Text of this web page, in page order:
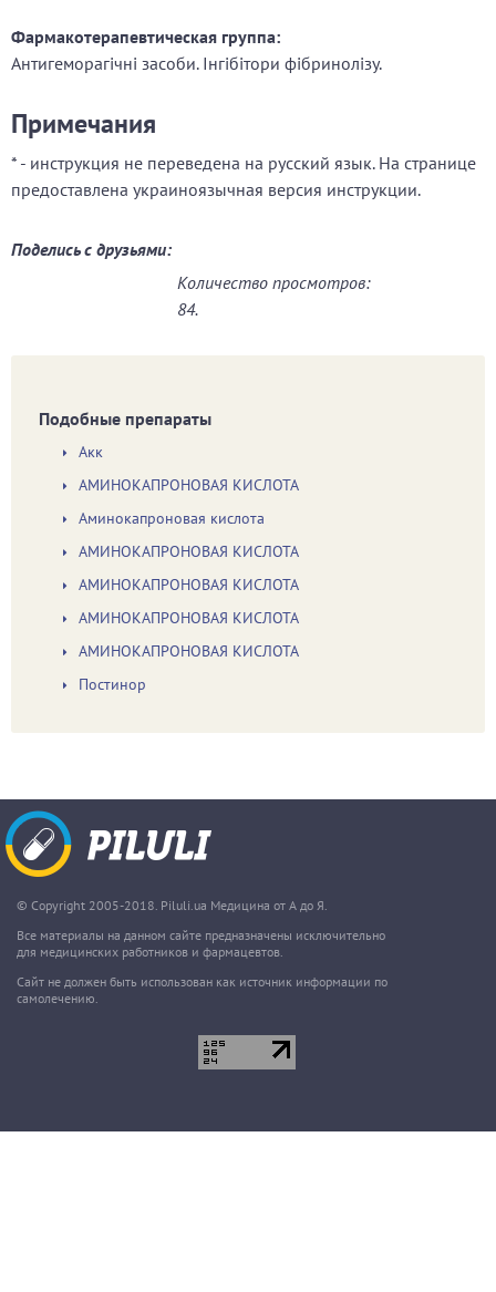
Фармакотерапевтическая группа:
Антигеморагічні засоби. Інгібітори фібринолізу.
Примечания
* - инструкция не переведена на русский язык. На странице
предоставлена украиноязычная версия инструкции.
Поделись с друзьями:
Количество просмотров:
84.
Подобные препараты
Акк
АМИНОКАПРОНОВАЯ КИСЛОТА
Аминокапроновая кислота
АМИНОКАПРОНОВАЯ КИСЛОТА
АМИНОКАПРОНОВАЯ КИСЛОТА
АМИНОКАПРОНОВАЯ КИСЛОТА
АМИНОКАПРОНОВАЯ КИСЛОТА
Постинор
© Copyright 2005-2018. Piluli.ua Медицина от А до Я.
Все материалы на данном сайте предназначены исключительно
для медицинских работников и фармацевтов.
Сайт не должен быть использован как источник информации по
самолечению.